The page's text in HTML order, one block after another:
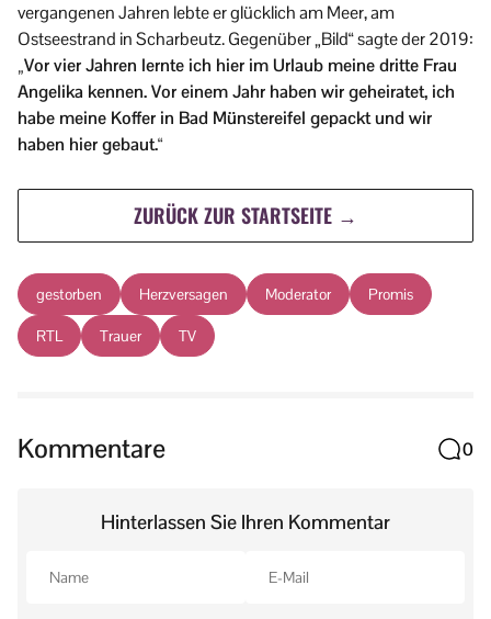
vergangenen Jahren lebte er glücklich am Meer, am
Ostseestrand in Scharbeutz. Gegenüber „Bild“ sagte der 2019:
„Vor vier Jahren lernte ich hier im Urlaub meine dritte Frau
Angelika kennen. Vor einem Jahr haben wir geheiratet, ich
habe meine Koffer in Bad Münstereifel gepackt und wir
haben hier gebaut.“
ZURÜCK ZUR STARTSEITE →
gestorben Herzversagen Moderator Promis
RTL Trauer TV
Kommentare 0
Hinterlassen Sie Ihren Kommentar